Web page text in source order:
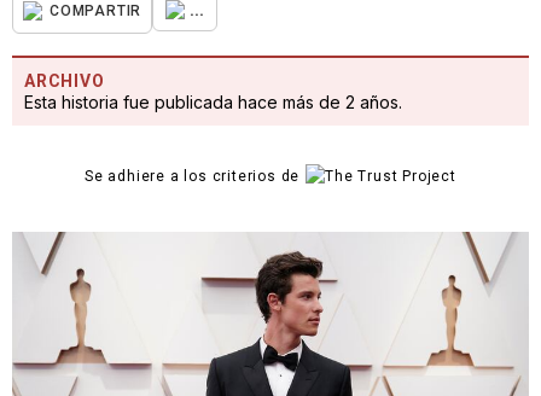
COMPARTIR ...
ARCHIVO
Esta historia fue publicada hace más de 2 años.
Se adhiere a los criterios de